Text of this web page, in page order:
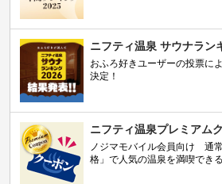
ニフティ温泉 サウナラン
おふろ好きユーザーの投票に
決定！
ニフティ温泉プレミアム
ノジマモバイル会員向け 通
格」で人気の温泉を満喫できる